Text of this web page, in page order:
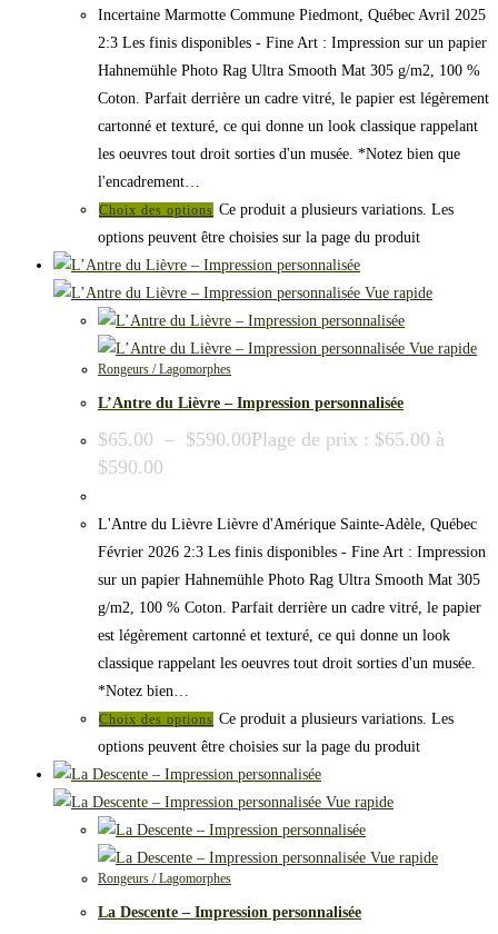
Incertaine Marmotte Commune Piedmont, Québec Avril 2025
2:3 Les finis disponibles - Fine Art : Impression sur un papier
Hahnemühle Photo Rag Ultra Smooth Mat 305 g/m2, 100 %
Coton. Parfait derrière un cadre vitré, le papier est légèrement
cartonné et texturé, ce qui donne un look classique rappelant
les oeuvres tout droit sorties d'un musée. *Notez bien que
l'encadrement…
Choix des options Ce produit a plusieurs variations. Les
options peuvent être choisies sur la page du produit
Vue rapide
Vue rapide
Rongeurs / Lagomorphes
L’Antre du Lièvre – Impression personnalisée
$65.00 – $590.00Plage de prix : $65.00 à
$590.00
L'Antre du Lièvre Lièvre d'Amérique Sainte-Adèle, Québec
Février 2026 2:3 Les finis disponibles - Fine Art : Impression
sur un papier Hahnemühle Photo Rag Ultra Smooth Mat 305
g/m2, 100 % Coton. Parfait derrière un cadre vitré, le papier
est légèrement cartonné et texturé, ce qui donne un look
classique rappelant les oeuvres tout droit sorties d'un musée.
*Notez bien…
Choix des options Ce produit a plusieurs variations. Les
options peuvent être choisies sur la page du produit
Vue rapide
Vue rapide
Rongeurs / Lagomorphes
La Descente – Impression personnalisée